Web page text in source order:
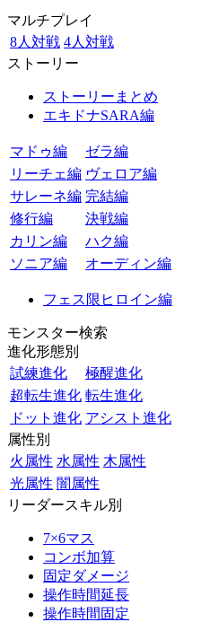
マルチプレイ
8人対戦 4人対戦
ストーリー
ストーリーまとめ
エキドナSARA編
マドゥ編
ゼラ編
リーチェ編 ヴェロア編
サレーネ編 完結編
修行編
決戦編
カリン編
ハク編
ソニア編
オーディン編
フェス限ヒロイン編
モンスター検索
進化形態別
試練進化
極醒進化
超転生進化 転生進化
ドット進化 アシスト進化
属性別
火属性 水属性 木属性
光属性 闇属性
リーダースキル別
7×6マス
コンボ加算
固定ダメージ
操作時間延長
操作時間固定